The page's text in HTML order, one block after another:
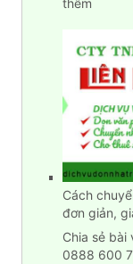
tốt
chuyển
nhà
nhập
trạch
nhanh
chính
xác
Cách
đơn giản,
Chia sẻ
0888 600